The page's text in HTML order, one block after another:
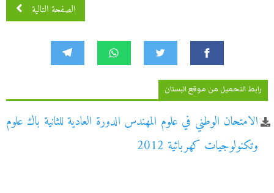
الصفحة التالية
رابط التحميل من موقع البستان
الامتحان الوطني في علوم المهندس الدورة العادية للثانية باك علوم
وتكنولوجيات كهربائية 2012